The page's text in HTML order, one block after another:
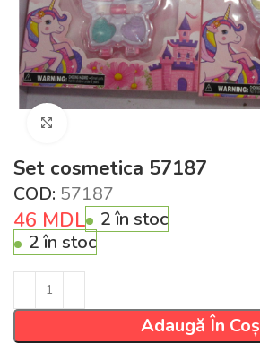
Set cosmetica 57187
COD: 57187
46 MDL
2 în stoc
2 în stoc
Adaugă În Coș